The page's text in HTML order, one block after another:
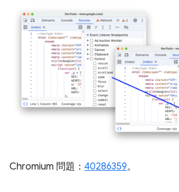
Chromium 問題： 40286359。